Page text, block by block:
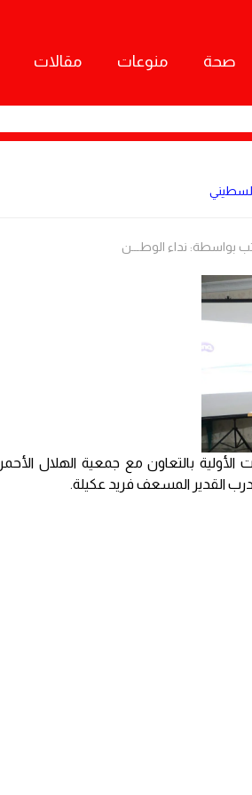
صحة منوعات مقالات
بواسطة: نداء الوطـــن
بالتعاون مع جمعية الهلال الأحمر
القدير المسعف فريد عكيلة.